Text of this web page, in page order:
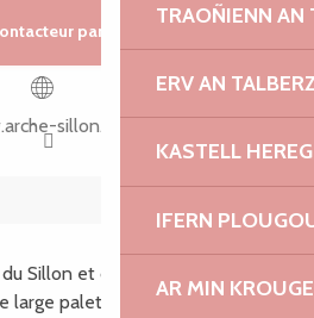
TRAOÑIENN AN
ERV AN
KASTELL HEREG
IFERN
AR MIN
par email
sillon.com
Sillon et du Théâtre de
large palette de spectacles